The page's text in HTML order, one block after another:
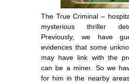
The True Criminal –
mysterious thriller
Previously, we have
evidences that some
may have link with the
can be a miner. So we
for him in the nearby